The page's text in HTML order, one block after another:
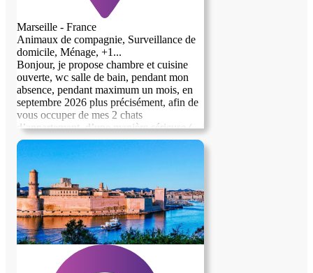
Marseille - France
Animaux de compagnie, Surveillance de
domicile, Ménage, +1...
Bonjour, je propose chambre et cuisine
ouverte, wc salle de bain, pendant mon
absence, pendant maximum un mois, en
septembre 2026 plus précisément, afin de
vous occuper de mes 2 chats
d’appartement, d’une manière sérieuse (
nettoyage litières, nourriture et eau à
changer, et bien sûr caresses et autres
attentions d’affection.😸)Entretien
rigoureux quotidien du lieu de vie des
chats, de vous même et arrosage plantes
sur terrasses. Je souhaite rencontrer la
personne avant tout engagement.
L’appartement est situé à deux pas de
centres commerciaux, cinémas, etc et une
station de bus est au pied de l’immeuble,
environnement de verdure, très agréable à